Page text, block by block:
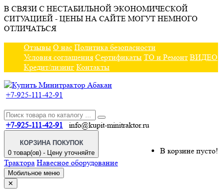
В СВЯЗИ С НЕСТАБИЛЬНОЙ ЭКОНОМИЧЕСКОЙ
СИТУАЦИЕЙ - ЦЕНЫ НА САЙТЕ МОГУТ НЕМНОГО
ОТЛИЧАТЬСЯ
Отзывы О нас Политика безопасности
Условия соглашения Сертификаты ТО и Ремонт ВИДЕО
Кредит/лизинг Контакты
+7-925-111-42-91
+7-925-111-42-91 info@kupit-minitraktor.ru
КОРЗИНА ПОКУПОК
0 товар(ов) - Цену уточняйте
В корзине пусто!
Трактора Навесное оборудование
Мобильное меню
✕